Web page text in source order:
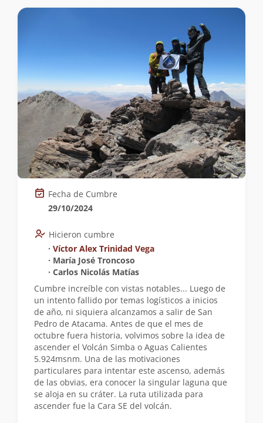
Fecha de Cumbre
29/10/2024
Hicieron cumbre
∙ Víctor Alex Trinidad Vega
∙ María José Troncoso
∙ Carlos Nicolás Matías
Cumbre increíble con vistas notables... Luego de
un intento fallido por temas logísticos a inicios
de año, ni siquiera alcanzamos a salir de San
Pedro de Atacama. Antes de que el mes de
octubre fuera historia, volvimos sobre la idea de
ascender el Volcán Simba o Aguas Calientes
5.924msnm. Una de las motivaciones
particulares para intentar este ascenso, además
de las obvias, era conocer la singular laguna que
se aloja en su cráter. La ruta utilizada para
ascender fue la Cara SE del volcán.